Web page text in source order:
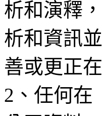
析和演釋
析和資訊
善或更正
2、任何在